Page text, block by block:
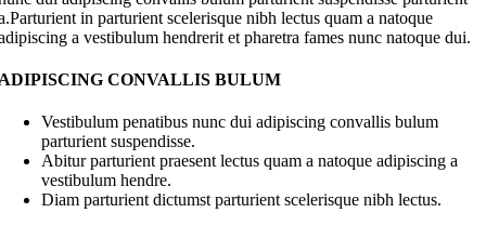
in parturient scelerisque nibh lectus quam a natoque
a vestibulum hendrerit et pharetra fames nunc natoque dui.
CONVALLIS BULUM
Vestibulum penatibus nunc dui adipiscing convallis bulum
parturient suspendisse.
Abitur parturient praesent lectus quam a natoque adipiscing a
vestibulum hendre.
Diam parturient dictumst parturient scelerisque nibh lectus.